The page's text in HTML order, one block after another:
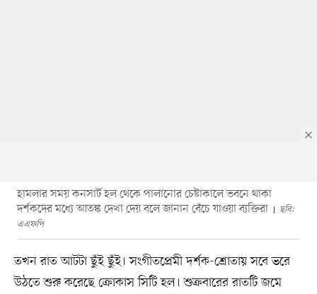
হামলার সময় কনসার্ট হল থেকে পালানোর চেষ্টাকালে ভবনে থাকা
দর্শকদের মধ্যে আতঙ্ক দেখা দেয় বলে জানান বেঁচে যাওয়া ব্যক্তিরা
ছবি:
এএফপি
তখন রাত আটটা ছুঁই ছুঁই। সংগীতপ্রেমী দর্শক-শ্রোতায় সবে ভরে
উঠতে শুরু করেছে ক্রোকাস সিটি হল। শুক্রবারের রাতটি জমে